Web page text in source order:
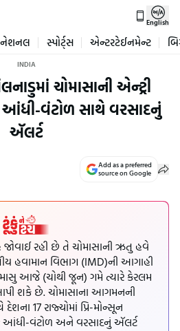
English
નેશનલ સ્પોર્ટ્સ એન્ટરટેઈનમેન્ટ
INDIA
ચોમાસાની એન્ટ્રી
આંધી-વંટોળ સાથે વરસાદનું
ઍલર્ટ
Add as a preferred
source on Google
રહી છે તે ચોમાસાની ઋતુ હવે
હવામાન વિભાગ (IMD)ની આગાહી
આજે (ચોથી જૂન) ગમે ત્યારે કેરલમ
શકે છે. ચોમાસાના આગમનની
17 રાજ્યોમાં પ્રિ-મોન્સૂન
આંધી-વંટોળ અને વરસાદનું ઍલર્ટ